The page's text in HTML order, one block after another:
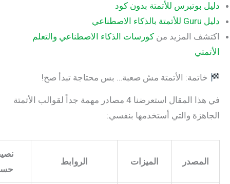
للأتمتة بدون كود
المزيد منكورسات الذكاء الاصطناعي والتعلم
الأتمتة مش صعبة… بس محتاجة تبدأ صح!
في هذا المقال استعرضنا 4 مصادر مهمة جداً لقوالب الأتمتة
والتي أستخدمها بنفسي:
الميزات